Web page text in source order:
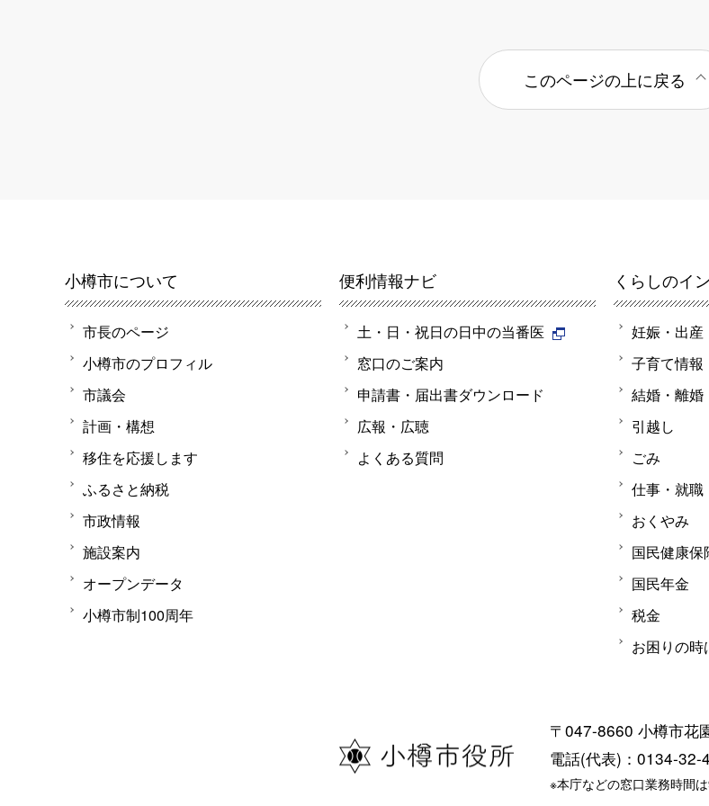
このページの上に戻る
小樽市について
市長のページ
小樽市のプロフィル
市議会
計画・構想
移住を応援します
ふるさと納税
市政情報
施設案内
オープンデータ
小樽市制100周年
便利情報ナビ
土・日・祝日の日中の当番医
窓口のご案内
申請書・届出書ダウンロード
広報・広聴
よくある質問
くらしのイ
妊娠・出産
子育て情報
結婚・離婚
引越し
ごみ
仕事・就職
おくやみ
国民健康保
国民年金
税金
お困りの時
〒047-8660 小樽市花
電話(代表)：0134-32-
※本庁などの窓口業務時間